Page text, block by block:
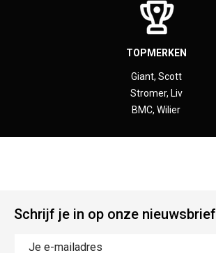
TOPMERKEN
Giant, Scott
Stromer, Liv
​BMC, Wilier
Schrijf je in op onze nieuwsbrief